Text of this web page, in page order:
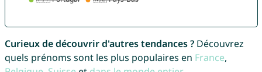
Curieux de découvrir d'autres tendances ?Découvrez
quels prénoms sont les plus populaires en France,